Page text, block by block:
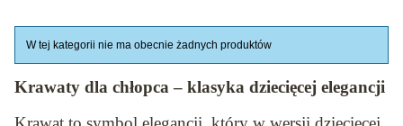
Lista produktów
W tej kategorii nie ma obecnie żadnych produktów
Krawaty dla chłopca – klasyka dziecięcej elegancji